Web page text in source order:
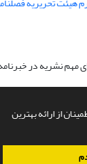
از ارائه بهترین
مهم نشریه در